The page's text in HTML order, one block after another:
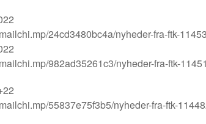
24cd3480bc4a/nyheder-fra-ftk-
982ad35261c3/nyheder-fra-ftk-
55837e75f3b5/nyheder-fra-ftk-